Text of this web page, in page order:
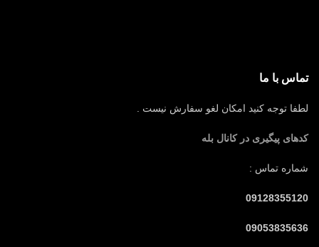
تماس با ما
لطفا توجه کنید امکان لغو سفارش نیست .
کدهای پیگیری در کانال بله
شماره تماس :
09128355120
09053835636